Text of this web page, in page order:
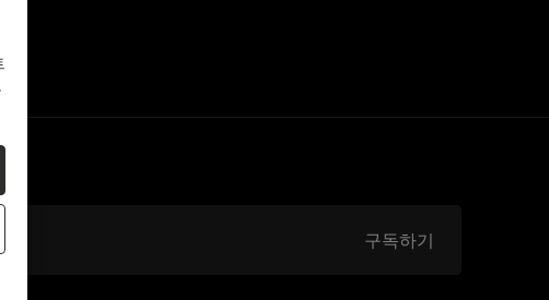
구독하기